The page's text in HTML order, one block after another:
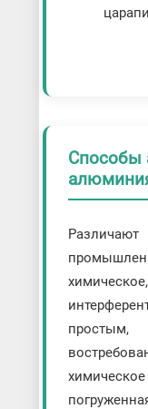
Способы
Различают